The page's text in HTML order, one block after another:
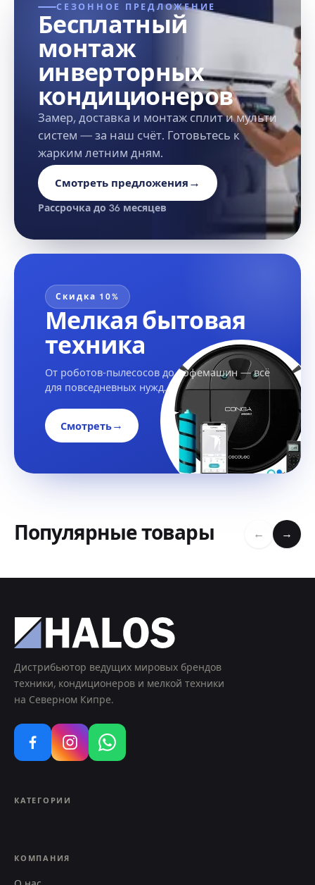
СЕЗОННОЕ ПРЕДЛОЖЕНИЕ
Бесплатный
монтаж
инверторных
кондиционеров
Замер, доставка и монтаж сплит и мульти
систем — за наш счёт. Готовьтесь к
жарким летним дням.
Смотреть предложения →
Рассрочка до 36 месяцев
Скидка 10%
Мелкая бытовая
техника
От роботов-пылесосов до кофемашин — всё
для повседневных нужд.
Смотреть→
Популярные товары ← →
Дистрибьютор ведущих мировых брендов
техники, кондиционеров и мелкой техники
на Северном Кипре.
КАТЕГОРИИ
КОМПАНИЯ